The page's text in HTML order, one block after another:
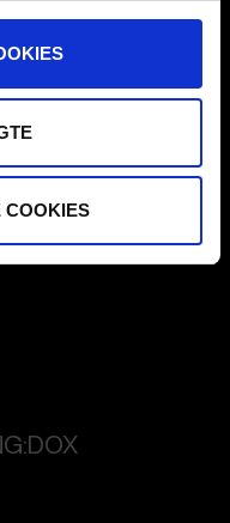
COOKIES